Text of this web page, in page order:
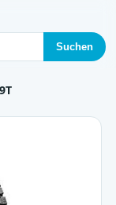
Suchen